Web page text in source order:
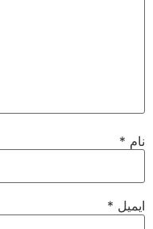
نام *
ایمیل *